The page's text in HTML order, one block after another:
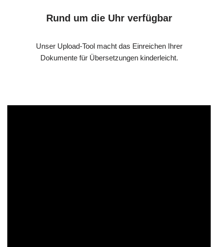
Rund um die Uhr verfügbar
Unser Upload-Tool macht das Einreichen Ihrer
Dokumente für Übersetzungen kinderleicht.